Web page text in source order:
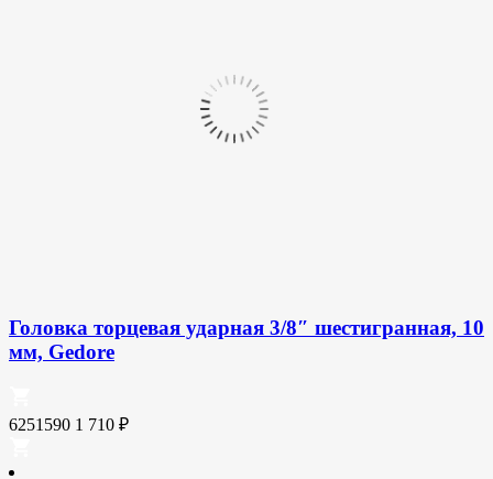
Головка торцевая ударная 3/8″ шестигранная, 10
мм, Gedore
6251590 1 710 ₽